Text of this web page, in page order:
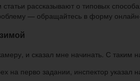
рассказывают о типовых
— обращайтесь в форму
и сказал мне начинать. С
на перво задании, инспектор